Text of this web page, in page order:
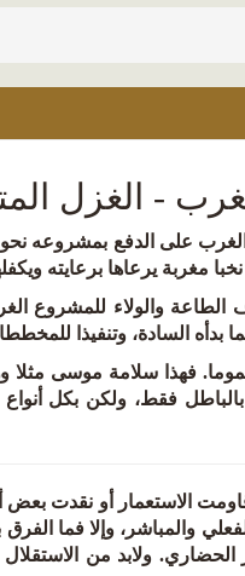
- الغزل
الغرب على الدفع بمشروعه
مغربة يرعاها برعايته
والولاء للمشروع
السادة، وتنفيذا
فهذا سلامة موسى مثلا
فقط، ولكن بكل أنواع
قاومت الاستعمار أو نقدت
والمباشر، وإلا فما الفرق
الحضاري. ولابد من